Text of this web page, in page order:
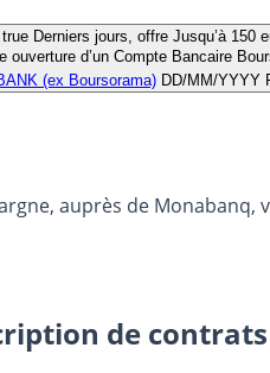
true Derniers jours, offre Jusqu’à 150
ouverture d’un Compte Bancaire
(ex Boursorama) DD/MM/YYYY
auprès de Monabanq,
de